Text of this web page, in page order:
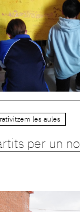
les aules
per un